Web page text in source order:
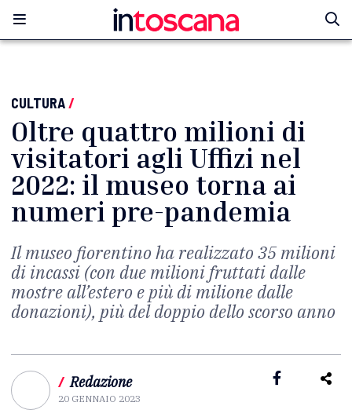
CULTURA/
Oltre quattro milioni di
visitatori agli Uffizi nel
2022: il museo torna ai
numeri pre-pandemia
Il museo fiorentino ha realizzato 35 milioni
di incassi (con due milioni fruttati dalle
mostre all’estero e più di milione dalle
donazioni), più del doppio dello scorso anno
/ Redazione
20 GENNAIO 2023